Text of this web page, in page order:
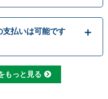
をご提示させていただき
容がご希望に沿わない場
は一切発生いたしませ
納得・ご署名いただかな
はございませんので、安
ださい。
す。休日、祝日、年末年
す。それにかかる追加料
安心ください。
支払いは可能です
利用は、VISA、Maste
びいただけます。クレ
もっと見る